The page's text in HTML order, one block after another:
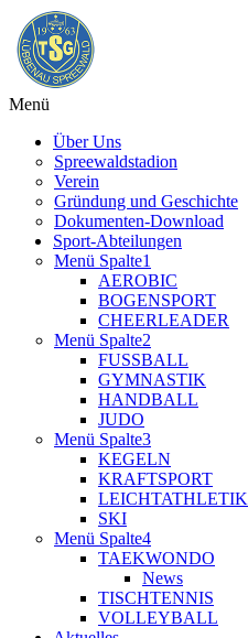
Menü
Über Uns
Spreewaldstadion
Verein
Gründung und Geschichte
Dokumenten-Download
Sport-Abteilungen
Menü Spalte1
AEROBIC
BOGENSPORT
CHEERLEADER
Menü Spalte2
FUSSBALL
GYMNASTIK
HANDBALL
JUDO
Menü Spalte3
KEGELN
KRAFTSPORT
LEICHTATHLETIK
SKI
Menü Spalte4
TAEKWONDO
News
TISCHTENNIS
VOLLEYBALL